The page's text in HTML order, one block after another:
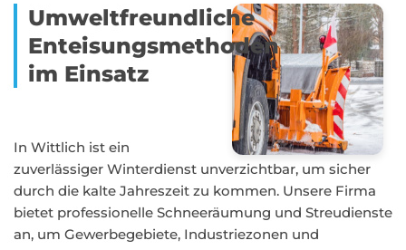
Umweltfreundliche
Enteisungsmethoden
im Einsatz
In Wittlich ist ein
zuverlässiger Winterdienst unverzichtbar, um sicher
durch die kalte Jahreszeit zu kommen. Unsere Firma
bietet professionelle Schneeräumung und Streudienste
an, um Gewerbegebiete, Industriezonen und